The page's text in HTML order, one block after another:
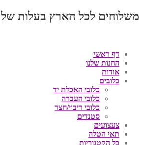
משלוחים לכל הארץ בעלות של 50 ש"ח בלבד!
דף ראשי
החנות שלנו
אודות
כלובים
כלובי האכלת יד
כלובי העברה
כלובי ריבוי/חצר
סטנדים
צעצועים
תאי הטלה
כל הקטגוריות